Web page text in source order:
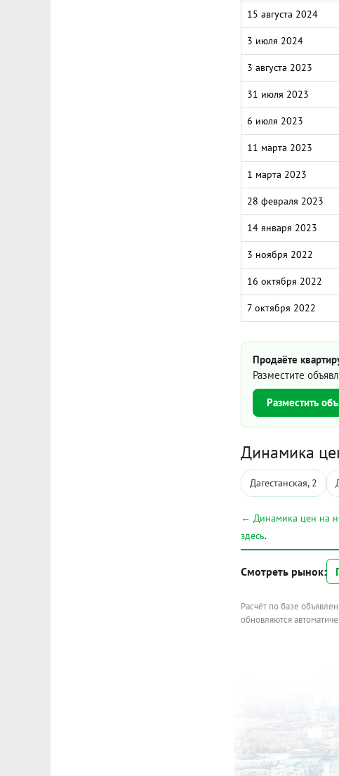
15 августа 2024
3 июля 2024
3 августа 2023
31 июля 2023
6 июля 2023
11 марта 2023
1 марта 2023
28 февраля 2023
14 января 2023
3 ноября 2022
16 октября 2022
7 октября 2022
Продаёте
Разместите
Разместить
Динамика
Дагестанская, 2
← Динамика цен на
здесь.
Смотреть рынок:
Расчёт по базе
обновляются